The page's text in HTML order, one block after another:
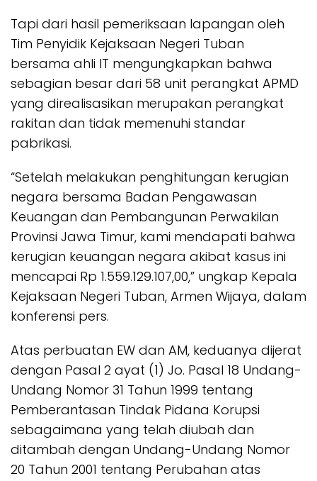
Tapi dari hasil pemeriksaan lapangan oleh
Tim Penyidik Kejaksaan Negeri Tuban
bersama ahli IT mengungkapkan bahwa
sebagian besar dari 58 unit perangkat APMD
yang direalisasikan merupakan perangkat
rakitan dan tidak memenuhi standar
pabrikasi.
“Setelah melakukan penghitungan kerugian
negara bersama Badan Pengawasan
Keuangan dan Pembangunan Perwakilan
Provinsi Jawa Timur, kami mendapati bahwa
kerugian keuangan negara akibat kasus ini
mencapai Rp 1.559.129.107,00,” ungkap Kepala
Kejaksaan Negeri Tuban, Armen Wijaya, dalam
konferensi pers.
Atas perbuatan EW dan AM, keduanya dijerat
dengan Pasal 2 ayat (1) Jo. Pasal 18 Undang-
Undang Nomor 31 Tahun 1999 tentang
Pemberantasan Tindak Pidana Korupsi
sebagaimana yang telah diubah dan
ditambah dengan Undang-Undang Nomor
20 Tahun 2001 tentang Perubahan atas